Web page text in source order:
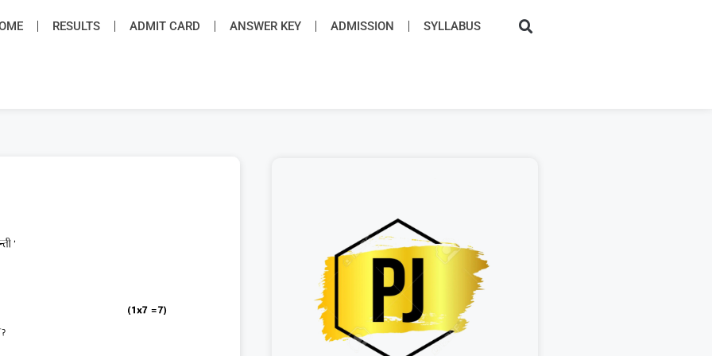
RESULTS ADMIT CARD ANSWER KEY ADMISSION​ SYLLABUS​